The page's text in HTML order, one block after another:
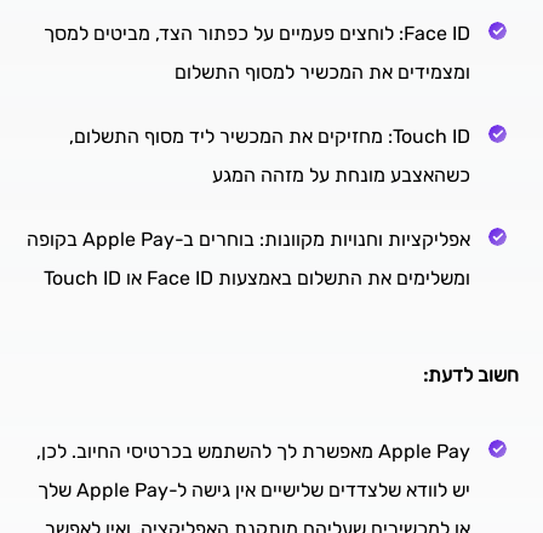
Face ID: לוחצים פעמיים על כפתור הצד, מביטים למסך
ומצמידים את המכשיר למסוף התשלום
Touch ID: מחזיקים את המכשיר ליד מסוף התשלום,
כשהאצבע מונחת על מזהה המגע
אפליקציות וחנויות מקוונות: בוחרים ב-Apple Pay בקופה
ומשלימים את התשלום באמצעות Face ID או Touch ID
חשוב לדעת:
Apple Pay מאפשרת לך להשתמש בכרטיסי החיוב. לכן,
יש לוודא שלצדדים שלישיים אין גישה ל-Apple Pay שלך